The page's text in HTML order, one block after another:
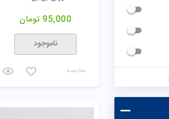
95,000 تومان
ناموجود
مقایسـه